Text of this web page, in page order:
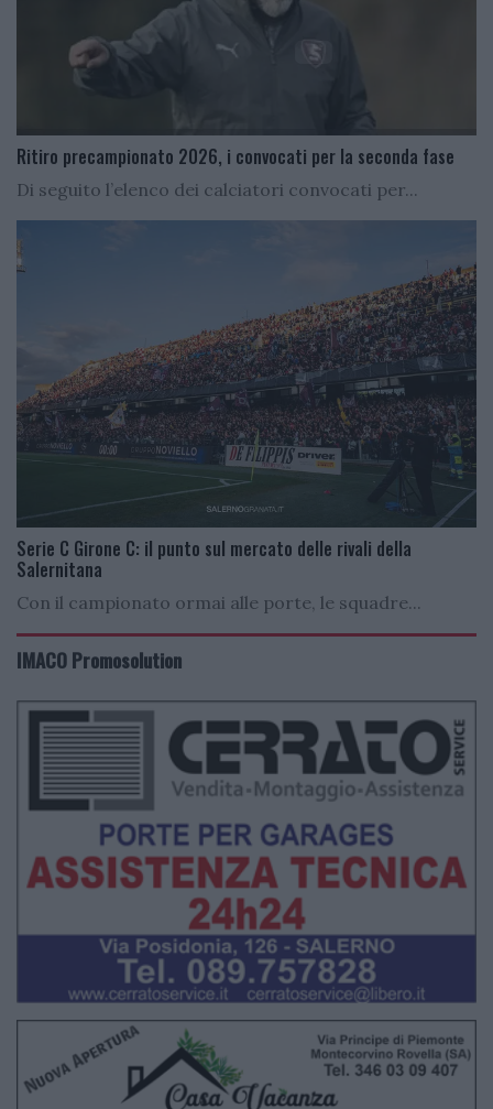
Ritiro precampionato 2026, i convocati per la seconda fase
Di seguito l’elenco dei calciatori convocati per...
Serie C Girone C: il punto sul mercato delle rivali della
Salernitana
Con il campionato ormai alle porte, le squadre...
IMACO Promosolution